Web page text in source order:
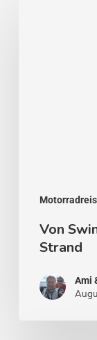
Von
Strand
Ami